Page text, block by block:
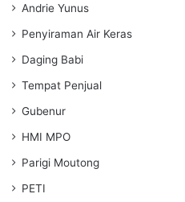
Andrie Yunus
Penyiraman Air Keras
Daging Babi
Tempat Penjual
Gubenur
HMI MPO
Parigi Moutong
PETI